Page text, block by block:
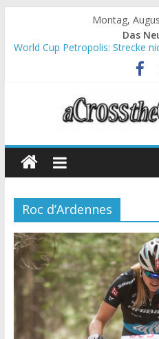
Montag,
Das
World Cup Petropolis: Strecke
Krumbach und
Supercup Massi Banyoles:
Halbzeit beim Andalucia Bike
Chelva: Schweizer Doppelsieg
Roc d’Ardennes